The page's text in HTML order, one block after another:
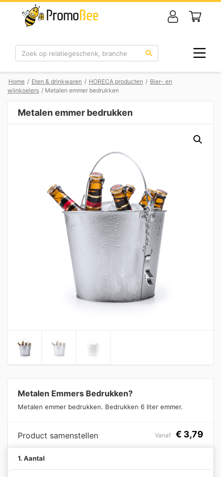
Zoek
Home / Eten & drinkwaren / HORECA producten / Bier- en
wijnkoelers / Metalen emmer bedrukken
Metalen emmer bedrukken
Metalen Emmers Bedrukken?
Metalen emmer bedrukken. Bedrukken 6 liter emmer.
Product samenstellen Vanaf € 3,79
1. Aantal